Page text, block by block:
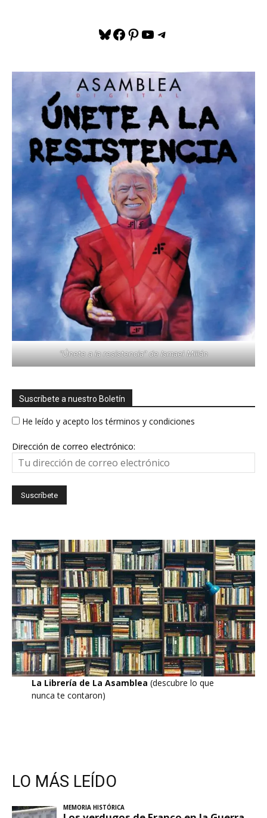
Bluesky
Facebook
Pinterest
YouTube
Telegram
"Únete a la resistencia" de Ismael Millán
Suscríbete a nuestro Boletín
He leído y acepto los términos y condiciones
Dirección de correo electrónico:
La Librería de La Asamblea (descubre lo que
nunca te contaron)
LO MÁS LEÍDO